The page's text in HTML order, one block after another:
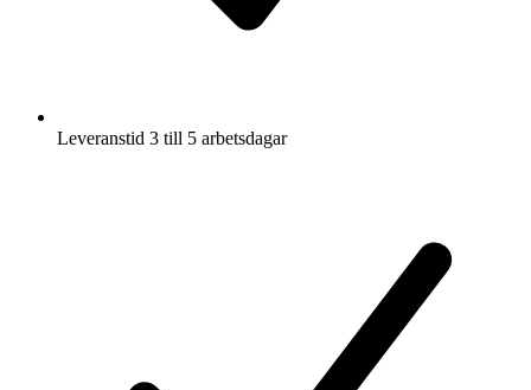
Leveranstid 3 till 5 arbetsdagar